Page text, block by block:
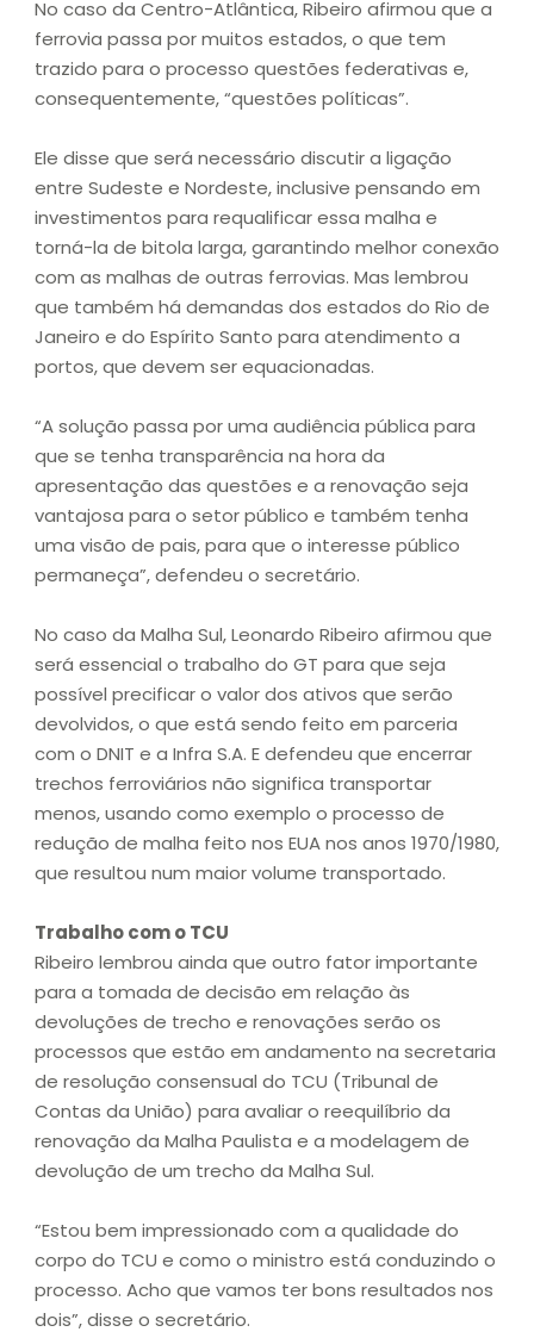
No caso da Centro-Atlântica, Ribeiro afirmou que a
ferrovia passa por muitos estados, o que tem
trazido para o processo questões federativas e,
consequentemente, “questões políticas”.
Ele disse que será necessário discutir a ligação
entre Sudeste e Nordeste, inclusive pensando em
investimentos para requalificar essa malha e
torná-la de bitola larga, garantindo melhor conexão
com as malhas de outras ferrovias. Mas lembrou
que também há demandas dos estados do Rio de
Janeiro e do Espírito Santo para atendimento a
portos, que devem ser equacionadas.
“A solução passa por uma audiência pública para
que se tenha transparência na hora da
apresentação das questões e a renovação seja
vantajosa para o setor público e também tenha
uma visão de pais, para que o interesse público
permaneça”, defendeu o secretário.
No caso da Malha Sul, Leonardo Ribeiro afirmou que
será essencial o trabalho do GT para que seja
possível precificar o valor dos ativos que serão
devolvidos, o que está sendo feito em parceria
com o DNIT e a Infra S.A. E defendeu que encerrar
trechos ferroviários não significa transportar
menos, usando como exemplo o processo de
redução de malha feito nos EUA nos anos 1970/1980,
que resultou num maior volume transportado.
Trabalho com o TCU
Ribeiro lembrou ainda que outro fator importante
para a tomada de decisão em relação às
devoluções de trecho e renovações serão os
processos que estão em andamento na secretaria
de resolução consensual do TCU (Tribunal de
Contas da União) para avaliar o reequilíbrio da
renovação da Malha Paulista e a modelagem de
devolução de um trecho da Malha Sul.
“Estou bem impressionado com a qualidade do
corpo do TCU e como o ministro está conduzindo o
processo. Acho que vamos ter bons resultados nos
dois”, disse o secretário.